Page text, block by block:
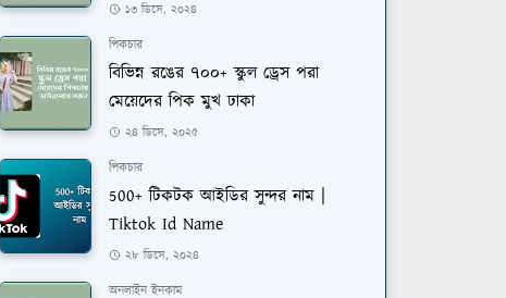
১৩ ডিসে, ২০২৪
পিকচার
বিভিন্ন রঙের ৭০০+ স্কুল ড্রেস পরা
মেয়েদের পিক মুখ ঢাকা
২৪ ডিসে, ২০২৫
পিকচার
500+ টিকটক আইডির সুন্দর নাম |
Tiktok Id Name
২৮ ডিসে, ২০২৪
অনলাইন ইনকাম